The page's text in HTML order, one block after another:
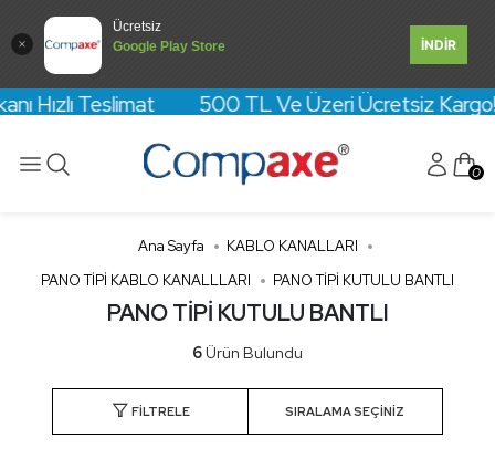
Ücretsiz
Google Play Store
İNDİR
Hızlı Teslimat 500 TL Ve Üzeri Ücretsiz
0
Ana Sayfa
KABLO KANALLARI
PANO TİPİ KABLO KANALLLARI
PANO TİPİ KUTULU BANTLI
PANO TİPİ KUTULU BANTLI
6Ürün Bulundu
FILTRELE